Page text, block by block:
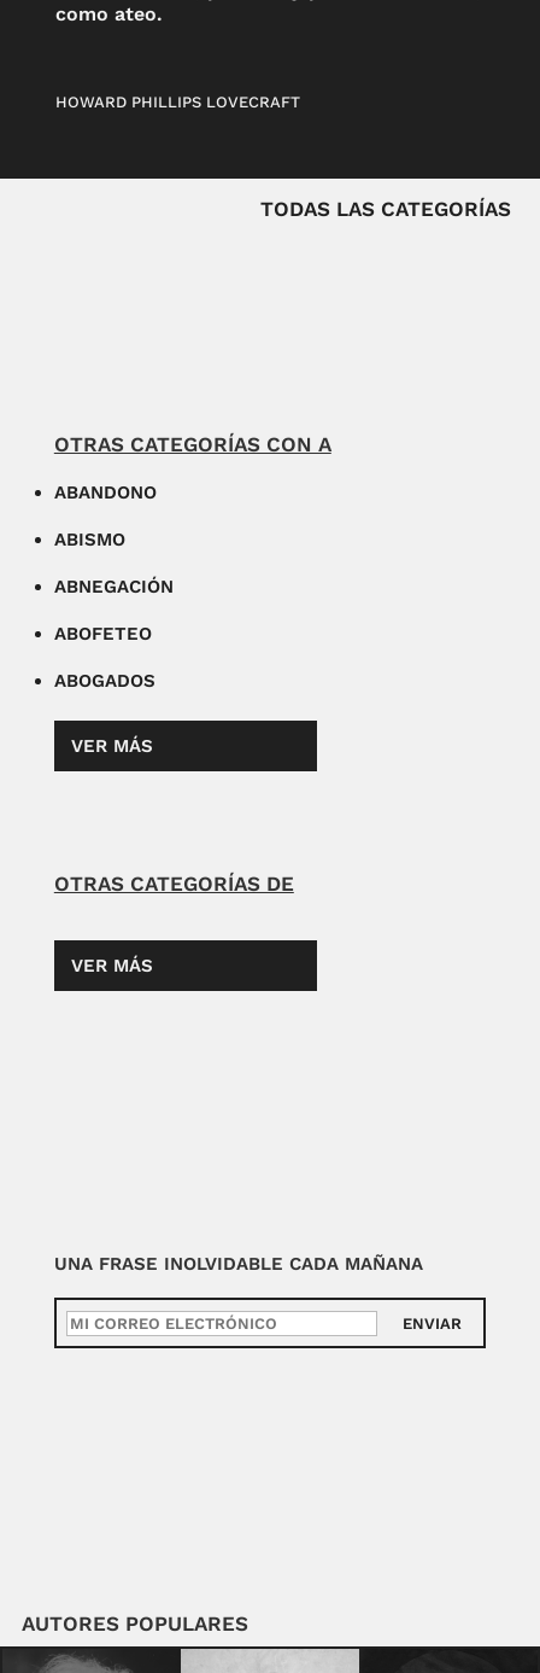
como ateo.
HOWARD PHILLIPS LOVECRAFT
TODAS LAS CATEGORÍAS
OTRAS CATEGORÍAS CON A
ABANDONO
ABISMO
ABNEGACIÓN
ABOFETEO
ABOGADOS
VER MÁS
OTRAS CATEGORÍAS DE
VER MÁS
UNA FRASE INOLVIDABLE CADA MAÑANA
ENVIAR
AUTORES POPULARES